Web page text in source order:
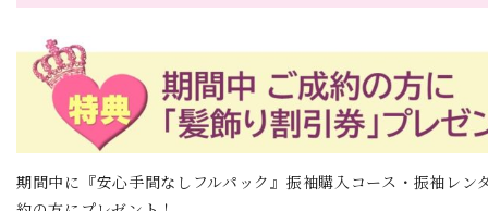
期間中に『安心手間なしフルパック』振袖購入コース・振袖レン